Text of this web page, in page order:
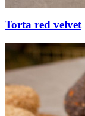
Torta red velvet